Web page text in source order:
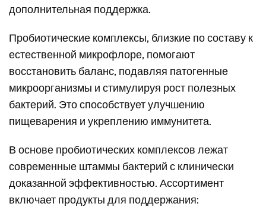
дополнительная поддержка.
Пробиотические комплексы, близкие по составу к
естественной микрофлоре, помогают
восстановить баланс, подавляя патогенные
микроорганизмы и стимулируя рост полезных
бактерий. Это способствует улучшению
пищеварения и укреплению иммунитета.
В основе пробиотических комплексов лежат
современные штаммы бактерий с клинически
доказанной эффективностью. Ассортимент
включает продукты для поддержания: